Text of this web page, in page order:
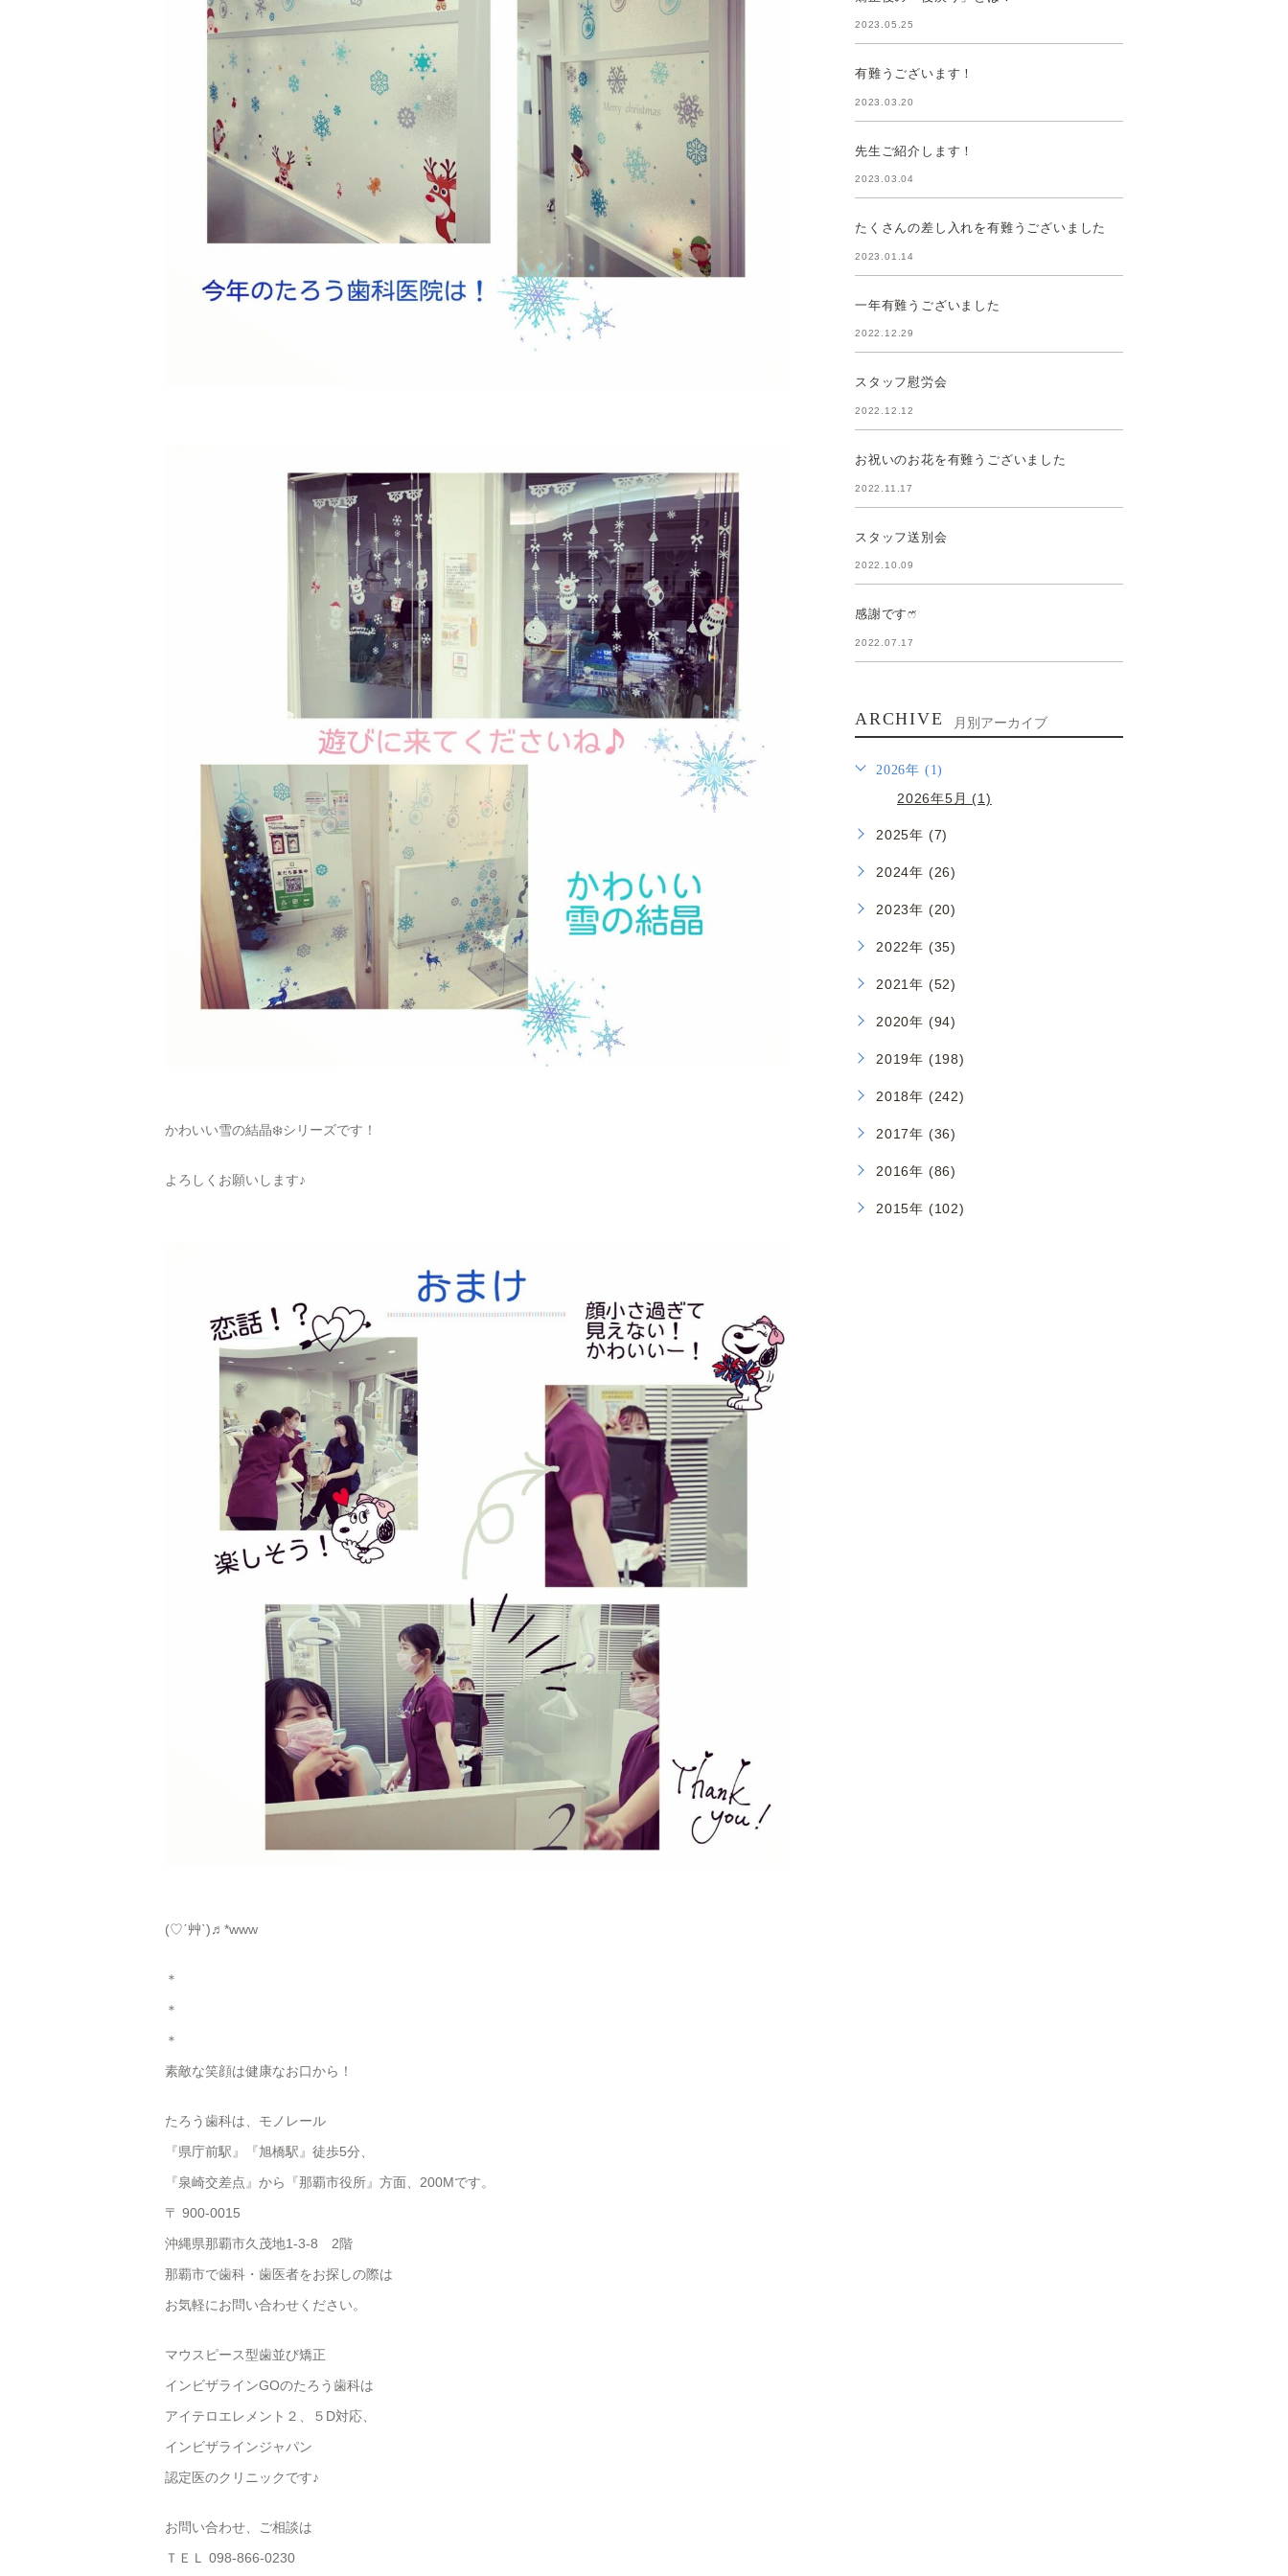
かわいい雪の結晶❄️シリーズです！
よろしくお願いします♪
(♡︎ˊ艸ˋ)♬︎*www
＊
＊
＊
素敵な笑顔は健康なお口から！
たろう歯科は、モノレール
『県庁前駅』『旭橋駅』徒歩5分、
『泉崎交差点』から『那覇市役所』方面、200Mです。
〒 900-0015
沖縄県那覇市久茂地1-3-8 2階
那覇市で歯科・歯医者をお探しの際は
お気軽にお問い合わせください。
マウスピース型歯並び矯正
インビザラインGOのたろう歯科は
アイテロエレメント２、５D対応、
インビザラインジャパン
認定医のクリニックです♪
お問い合わせ、ご相談は
ＴＥＬ 098-866-0230
2023.05.25
有難うございます！
2023.03.20
先生ご紹介します！
2023.03.04
たくさんの差し入れを有難うございました
2023.01.14
一年有難うございました
2022.12.29
スタッフ慰労会
2022.12.12
お祝いのお花を有難うございました
2022.11.17
スタッフ送別会
2022.10.09
感謝ですෆ̈
2022.07.17
ARCHIVE 月別アーカイブ
2026年 (1)
2026年5月 (1)
2025年 (7)
2024年 (26)
2023年 (20)
2022年 (35)
2021年 (52)
2020年 (94)
2019年 (198)
2018年 (242)
2017年 (36)
2016年 (86)
2015年 (102)